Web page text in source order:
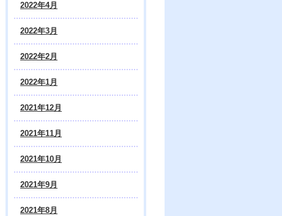
2022年4月
2022年3月
2022年2月
2022年1月
2021年12月
2021年11月
2021年10月
2021年9月
2021年8月